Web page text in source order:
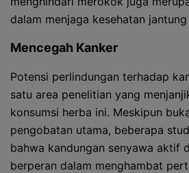
dalam menjaga kesehatan
Mencegah Kanker
Potensi perlindungan terhadap
satu area penelitian yang
konsumsi herba ini. Meskipun
pengobatan utama, beberapa
bahwa kandungan senyawa aktif
berperan dalam menghambat